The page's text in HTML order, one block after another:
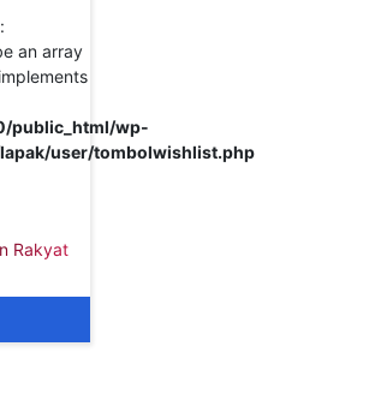
an array
public_html/wp-
user/tombolwishlist.php
Rakyat